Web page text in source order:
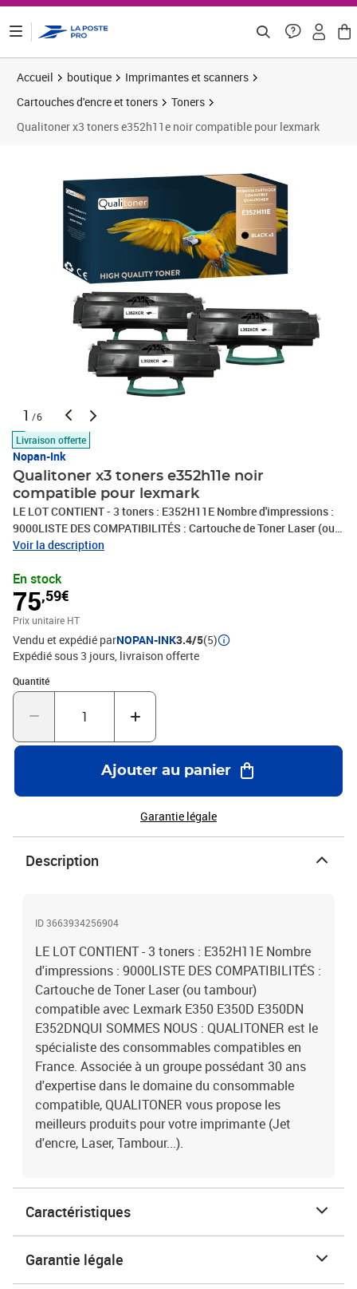
Accueil boutique
Imprimantes et scanners
Cartouches d'encre et toners
Toners
Qualitoner x3 toners e352h11e noir compatible pour lexmark
1 /6
Livraison offerte
Nopan-Ink
Qualitoner x3 toners e352h11e noir
compatible pour lexmark
LE LOT CONTIENT - 3 toners : E352H11E Nombre d'impressions :
9000LISTE DES COMPATIBILITÉS : Cartouche de Toner Laser (ou
tambour) compatible avec Lexmark E350 E350D E350DN
consommables compatibles en France. Associée à un groupe
possédant 30 ans d'expertise dans le domaine du consommable
compatible, QUALITONER vous propose les meilleurs produits
pour votre imprimante (Jet d'encre, Laser, Tambour...).
Voir la description
En stock
75,59€
Prix unitaire HT
Vendu et expédié parNOPAN-INK3.4/5(5)
Expédié sous 3 jours livraison offerte
Quantité
Quantité : 1
Ajouter au panier
Garantie légale
Description
ID 3663934256904
LE LOT CONTIENT - 3 toners : E352H11E Nombre
d'impressions : 9000LISTE DES COMPATIBILITÉS :
Cartouche de Toner Laser (ou tambour)
compatible avec Lexmark E350 E350D E350DN
E352DNQUI SOMMES NOUS : QUALITONER est le
spécialiste des consommables compatibles en
France. Associée à un groupe possédant 30 ans
d'expertise dans le domaine du consommable
compatible, QUALITONER vous propose les
meilleurs produits pour votre imprimante (Jet
d'encre, Laser, Tambour...).
Caractéristiques
Garantie légale